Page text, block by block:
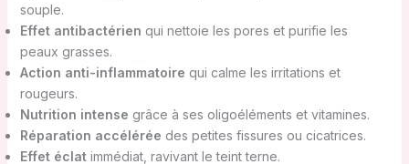
souple.
Effet antibactérien qui nettoie les pores et purifie les
peaux grasses.
Action anti-inflammatoire qui calme les irritations et
rougeurs.
Nutrition intense grâce à ses oligoéléments et vitamines.
Réparation accélérée des petites fissures ou cicatrices.
Effet éclatimmédiat, ravivant le teint terne.